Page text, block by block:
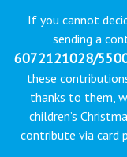
If you cannot
sending a
6072121028/
these
thanks to them,
children’s
contribute via card